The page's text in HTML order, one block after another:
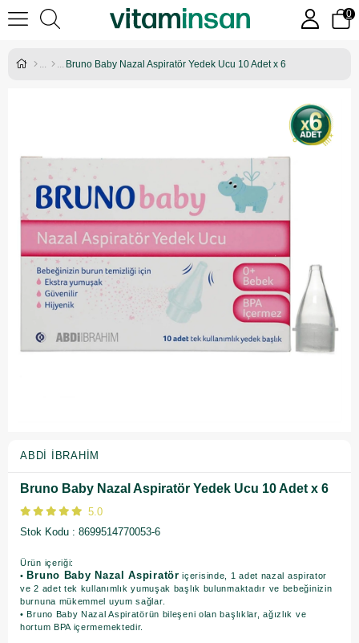
0
Bruno Baby Nazal Aspiratör Yedek Ucu 10 Adet x 6
ABDI İBRAHIM
Bruno Baby Nazal Aspiratör Yedek Ucu 10 Adet x 6
5.0
Stok Kodu
8699514770053-6
Ürün içeriği:
• Bruno Baby Nazal Aspiratör içerisinde, 1 adet nazal aspirator
ve 2 adet tek kullanımlık yumuşak başlık bulunmaktadır ve bebeğinizin
burnuna mükemmel uyum sağlar.
• Bruno Baby Nazal Aspiratörün bileşeni olan başlıklar, ağızlık ve
hortum BPA içermemektedir.